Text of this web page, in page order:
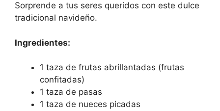
Sorprende a tus seres queridos con este dulce
tradicional navideño.
Ingredientes:
1 taza de frutas abrillantadas (frutas
confitadas)
1 taza de pasas
1 taza de nueces picadas